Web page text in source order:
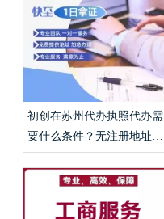
初创在苏州代办执照代办需
要什么条件？无注册地址挂
靠、代账申报费用详解？